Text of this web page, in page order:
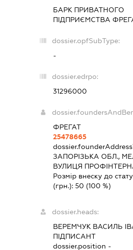
БАРК ПРИВАТНОГО
ПІДПРИЄМСТВА
dossier.opfSubType:
-
dossier.edrpo:
31296000
ФРЕГАТ
25478665
dossier.founderAddress
ЗАПОРІЗЬКА ОБЛ.,
ВУЛИЦЯ
Розмір внеску до
(грн.): 50 (100 %)
dossier.heads:
ВЕРЕМЧУК ВАСИЛЬ
ПІДПИСАНТ
dossier.position -